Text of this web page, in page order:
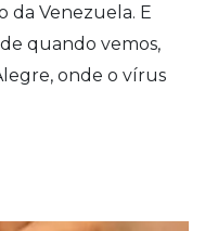
da Venezuela. E
quando vemos,
onde o vírus